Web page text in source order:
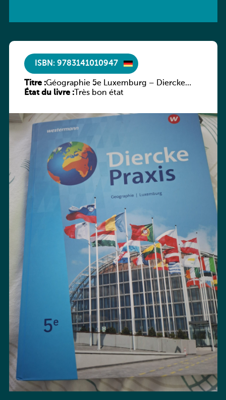
ISBN: 9783141010947
Titre :Géographie 5e Luxemburg – Diercke
Praxis
État du livre :Très bon état